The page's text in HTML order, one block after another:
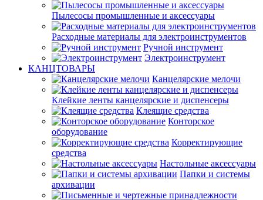
Пылесосы промышленные и аксессуары
Расходные материалы для электроинструментов
Ручной инструмент
Электроинструмент
КАНЦТОВАРЫ
Канцелярские мелочи
Клейкие ленты канцелярские и диспенсеры
Клеящие средства
Конторское
оборудование
Корректирующие
средства
Настольные аксессуары
Папки и системы
архивации